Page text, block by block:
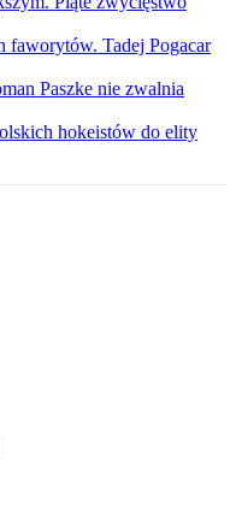
faworytów. Tadej Pogacar
Paszke nie zwalnia
hokeistów do elity